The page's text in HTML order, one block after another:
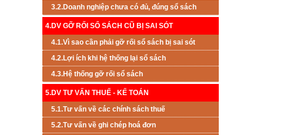
3.2.Doanh nghiệp chưa có đủ, đúng sổ sách
4.DV GỠ RỐI SỔ SÁCH CŨ BỊ SAI SÓT
4.1.Vì sao cần phải gỡ rối sổ sách bị sai sót
4.2.Lợi ích khi hệ thống lại sổ sách
4.3.Hệ thống gỡ rối sổ sách
5.DV TƯ VẤN THUẾ - KẾ TOÁN
5.1.Tư vấn về các chính sách thuế
5.2.Tư vấn về ghi chép hoá đơn